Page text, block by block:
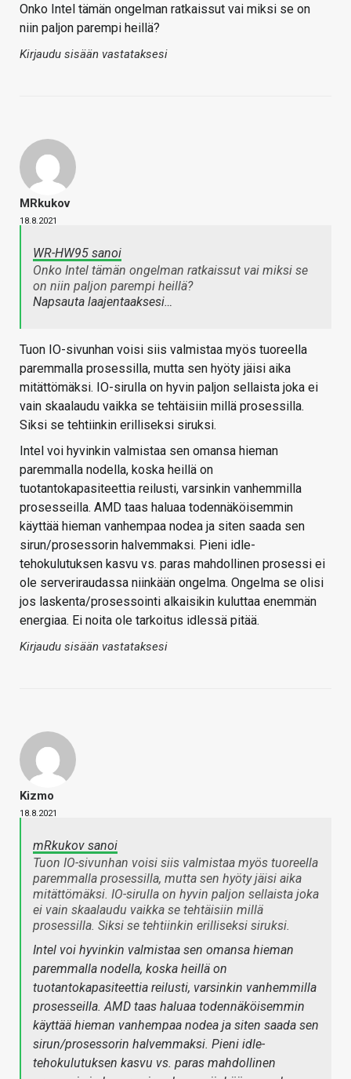
Onko Intel tämän ongelman ratkaissut vai miksi se on
niin paljon parempi heillä?
Kirjaudu sisään vastataksesi
MRkukov
18.8.2021
WR-HW95 sanoi
Onko Intel tämän ongelman ratkaissut vai miksi se
on niin paljon parempi heillä?
Napsauta laajentaaksesi…
Tuon IO-sivunhan voisi siis valmistaa myös tuoreella
paremmalla prosessilla, mutta sen hyöty jäisi aika
mitättömäksi. IO-sirulla on hyvin paljon sellaista joka ei
vain skaalaudu vaikka se tehtäisiin millä prosessilla.
Siksi se tehtiinkin erilliseksi siruksi.
Intel voi hyvinkin valmistaa sen omansa hieman
paremmalla nodella, koska heillä on
tuotantokapasiteettia reilusti, varsinkin vanhemmilla
prosesseilla. AMD taas haluaa todennäköisemmin
käyttää hieman vanhempaa nodea ja siten saada sen
sirun/prosessorin halvemmaksi. Pieni idle-
tehokulutuksen kasvu vs. paras mahdollinen prosessi ei
ole serveriraudassa niinkään ongelma. Ongelma se olisi
jos laskenta/prosessointi alkaisikin kuluttaa enemmän
energiaa. Ei noita ole tarkoitus idlessä pitää.
Kirjaudu sisään vastataksesi
Kizmo
18.8.2021
mRkukov sanoi
Tuon IO-sivunhan voisi siis valmistaa myös tuoreella
paremmalla prosessilla, mutta sen hyöty jäisi aika
mitättömäksi. IO-sirulla on hyvin paljon sellaista joka
ei vain skaalaudu vaikka se tehtäisiin millä
prosessilla. Siksi se tehtiinkin erilliseksi siruksi.
Intel voi hyvinkin valmistaa sen omansa hieman
paremmalla nodella, koska heillä on
tuotantokapasiteettia reilusti, varsinkin vanhemmilla
prosesseilla. AMD taas haluaa todennäköisemmin
käyttää hieman vanhempaa nodea ja siten saada sen
sirun/prosessorin halvemmaksi. Pieni idle-
tehokulutuksen kasvu vs. paras mahdollinen